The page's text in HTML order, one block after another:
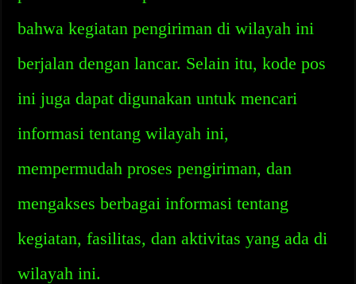
bahwa kegiatan pengiriman di wilayah ini
berjalan dengan lancar. Selain itu, kode pos
ini juga dapat digunakan untuk mencari
informasi tentang wilayah ini,
mempermudah proses pengiriman, dan
mengakses berbagai informasi tentang
kegiatan, fasilitas, dan aktivitas yang ada di
wilayah ini.